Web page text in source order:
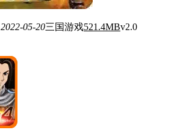
2022-05-20三国游戏521.4MBv2.0